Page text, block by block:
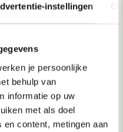
instellingen
je persoonlijke
behulp van
informatie op uw
met als doel
content, metingen aan
Herrn … / z.H. Frau